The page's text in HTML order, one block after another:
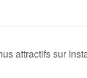
attractifs sur